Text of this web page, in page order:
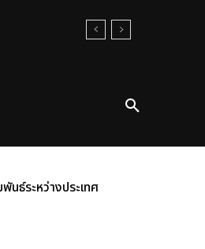
นธ์ระหว่างประเทศ